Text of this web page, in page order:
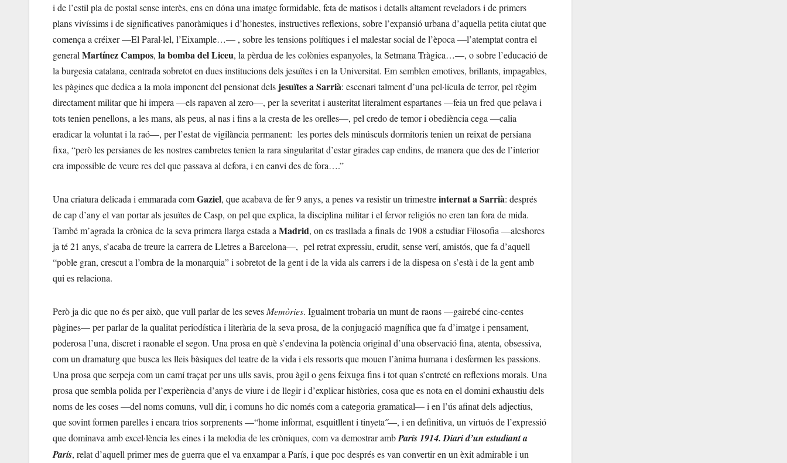
i de l’estil pla de postal sense interès, ens en dóna una imatge formidable, feta de matisos i detalls altament reveladors i de primers
plans vivíssims i de significatives panoràmiques i d’honestes, instructives reflexions, sobre l’expansió urbana d’aquella petita ciutat que
comença a créixer —El Paral·lel, l’Eixample…— , sobre les tensions polítiques i el malestar social de l’època —l’atemptat contra el
general Martínez Campos, la bomba del Liceu, la pèrdua de les colònies espanyoles, la Setmana Tràgica…—, o sobre l’educació de
la burgesia catalana, centrada sobretot en dues institucions dels jesuïtes i en la Universitat. Em semblen emotives, brillants, impagables,
les pàgines que dedica a la mola imponent del pensionat dels jesuïtes a Sarrià: escenari talment d’una pel·lícula de terror, pel règim
directament militar que hi impera —els rapaven al zero—, per la severitat i austeritat literalment espartanes —feia un fred que pelava i
tots tenien penellons, a les mans, als peus, al nas i fins a la cresta de les orelles—, pel credo de temor i obediència cega —calia
eradicar la voluntat i la raó—, per l’estat de vigilància permanent: les portes dels minúsculs dormitoris tenien un reixat de persiana
fixa, “però les persianes de les nostres cambretes tenien la rara singularitat d’estar girades cap endins, de manera que des de l’interior
era impossible de veure res del que passava al defora, i en canvi des de fora….”
Una criatura delicada i emmarada comGaziel, que acabava de fer 9 anys, a penes va resistir un trimestreinternat a Sarrià: després
de cap d’any el van portar als jesuïtes de Casp, on pel que explica, la disciplina militar i el fervor religiós no eren tan fora de mida.
També m’agrada la crònica de la seva primera llarga estada a Madrid, on es trasllada a finals de 1908 a estudiar Filosofia —aleshores
ja té 21 anys, s’acaba de treure la carrera de Lletres a Barcelona—, pel retrat expressiu, erudit, sense verí, amistós, que fa d’aquell
“poble gran, crescut a l’ombra de la monarquia” i sobretot de la gent i de la vida als carrers i de la dispesa on s’està i de la gent amb
qui es relaciona.
Però ja dic que no és per això, que vull parlar de les seves Memòries. Igualment trobaria un munt de raons —gairebé cinc-centes
pàgines— per parlar de la qualitat periodística i literària de la seva prosa, de la conjugació magnífica que fa d’imatge i pensament,
poderosa l’una, discret i raonable el segon. Una prosa en què s’endevina la potència original d’una observació fina, atenta, obsessiva,
com un dramaturg que busca les lleis bàsiques del teatre de la vida i els ressorts que mouen l’ànima humana i desfermen les passions.
Una prosa que serpeja com un camí traçat per uns ulls savis, prou àgil o gens feixuga fins i tot quan s’entreté en reflexions morals. Una
prosa que sembla polida per l’experiència d’anys de viure i de llegir i d’explicar històries, cosa que es nota en el domini exhaustiu dels
noms de les coses —del noms comuns, vull dir, i comuns ho dic només com a categoria gramatical— i en l’ús afinat dels adjectius,
que sovint formen parelles i encara trios sorprenents —“home informat, esquitllent i tinyeta˝—, i en definitiva, un virtuós de l’expressió
que dominava amb excel·lència les eines i la melodia de les cròniques, com va demostrar ambParís 1914. Diari d’un estudiant a
París, relat d’aquell primer mes de guerra que el va enxampar a París, i que poc després es van convertir en un èxit admirable i un